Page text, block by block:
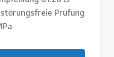
Prüfung